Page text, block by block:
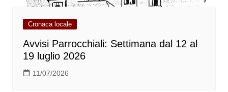
Cronaca locale
Avvisi Parrocchiali: Settimana dal 12 al
19 luglio 2026
11/07/2026